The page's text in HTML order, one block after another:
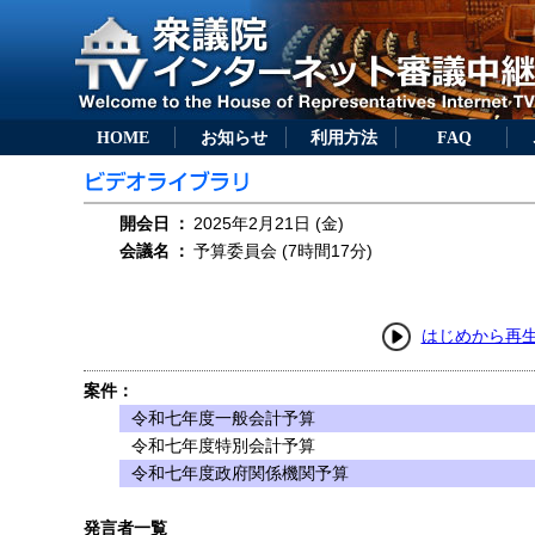
HOME お知らせ 利用方法 FAQ
開会日 ： 2025年2月21日 (金)
会議名
： 予算委員会 (7時間17分)
はじめから再
案件：
令和七年度一般会計予算
令和七年度特別会計予算
令和七年度政府関係機関予算
発言者一覧